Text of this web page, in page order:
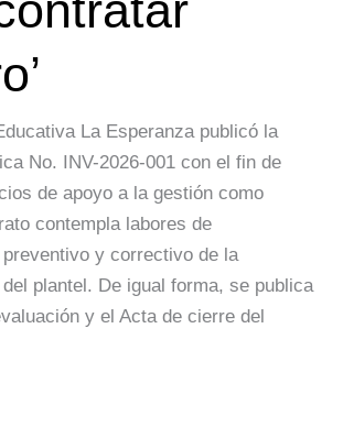
La Esperanza publicó la
No. INV-2026-001 con el fin de
de apoyo a la gestión como
contempla labores de
y correctivo de la
plantel. De igual forma, se publica
y el Acta de cierre del